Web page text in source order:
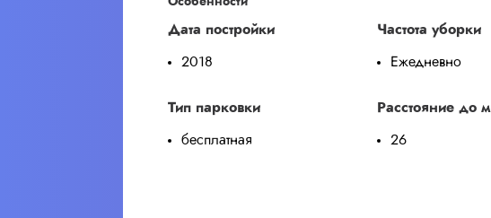
Дата постройки
2018
Частота уборки
Ежедневно
Тип парковки
бесплатная
Расстояние до
26